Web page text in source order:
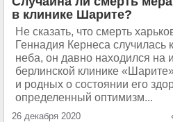
в клинике Шарите?
Не сказать, что смерть
Геннадия Кернеса случилась
неба, он давно находился на
берлинской клинике
и родных о состоянии его
определенный оптимизм...
26 декабря 2020